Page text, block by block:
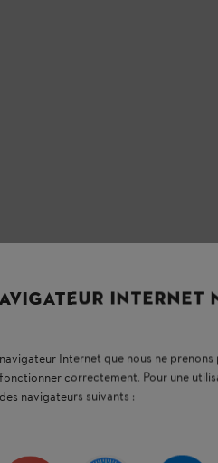
INTERNET
Internet que nous ne
correctement. Pour une
navigateurs suivants :